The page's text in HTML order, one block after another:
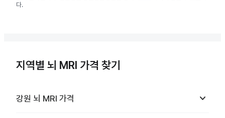
다.
지역별 뇌 MRI 가격 찾기
강원 뇌 MRI 가격 keyboard_arrow_down